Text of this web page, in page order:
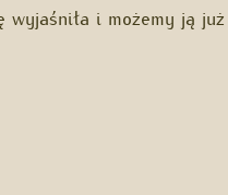
i możemy ją